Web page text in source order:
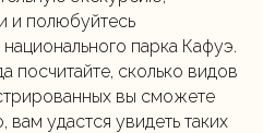
и полюбуйтесь
парка Кафуэ.
посчитайте, сколько видов
вы сможете
удастся увидеть таких